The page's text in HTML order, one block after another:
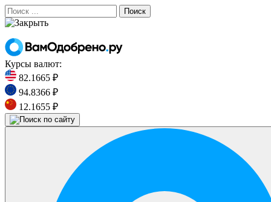
Поиск
Курсы валют:
82.1665 ₽
94.8366 ₽
12.1655 ₽